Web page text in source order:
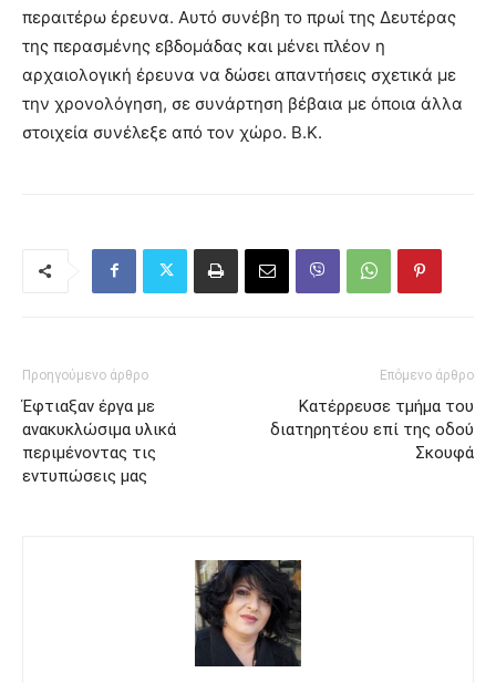
περαιτέρω έρευνα. Αυτό συνέβη το πρωί της Δευτέρας
της περασμένης εβδομάδας και μένει πλέον η
αρχαιολογική έρευνα να δώσει απαντήσεις σχετικά με
την χρονολόγηση, σε συνάρτηση βέβαια με όποια άλλα
στοιχεία συνέλεξε από τον χώρο. Β.Κ.
Προηγούμενο άρθρο
Έφτιαξαν έργα με
ανακυκλώσιμα υλικά
περιμένοντας τις
εντυπώσεις μας
Επόμενο άρθρο
Κατέρρευσε τμήμα του
διατηρητέου επί της οδού
Σκουφά